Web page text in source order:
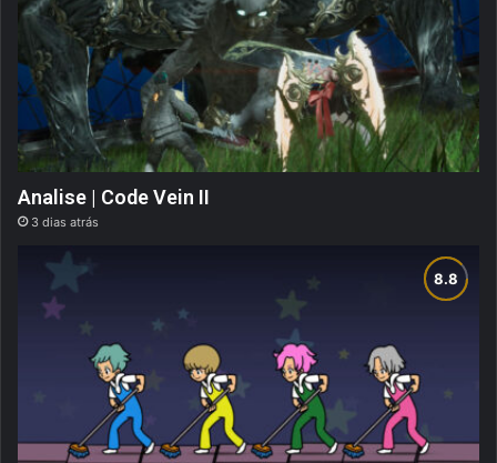
Analise | Code Vein II
3 dias atrás